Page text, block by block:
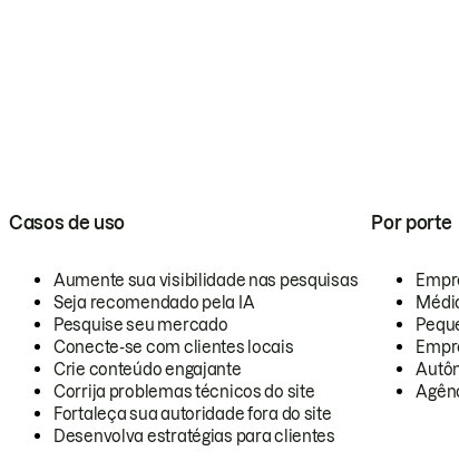
Casos de uso
Aumente sua visibilidade nas pesquisas
Seja recomendado pela IA
Pesquise seu mercado
Conecte-se com clientes locais
Crie conteúdo engajante
Corrija problemas técnicos do site
Fortaleça sua autoridade fora do site
Desenvolva estratégias para clientes
Por porte